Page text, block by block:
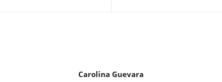
Carolina Guevara